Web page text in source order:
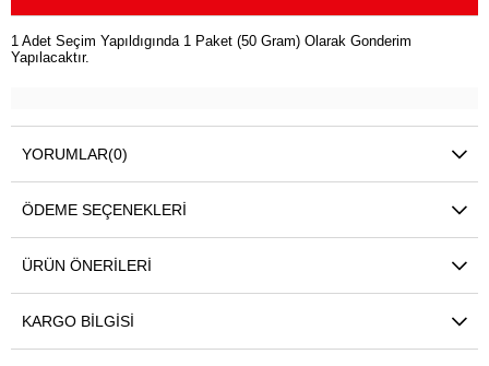
1 Adet Seçim Yapıldıgında 1 Paket (50 Gram) Olarak Gonderim
Yapılacaktır.
YORUMLAR(0)
ÖDEME SEÇENEKLERI
ÜRÜN ÖNERILERI
KARGO BILGISI